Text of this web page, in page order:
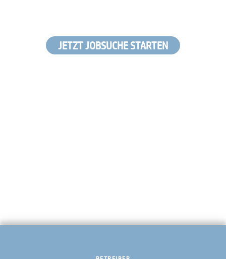
JETZT JOBSUCHE STARTEN